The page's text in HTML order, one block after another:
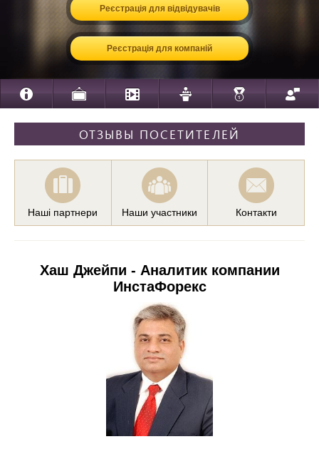
Реєстрація для відвідувачів
Реєстрація для компаній
ОТЗЫВЫ ПОСЕТИТЕЛЕЙ
Наші партнери Наши участники Контакти
Хаш Джейпи - Аналитик компании
ИнстаФорекс